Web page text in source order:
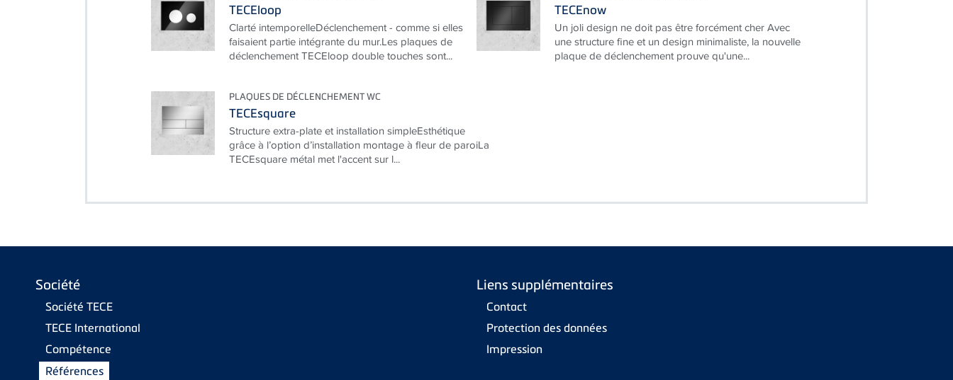
TECEloop
Clarté intemporelleDéclenchement - comme si elles
faisaient partie intégrante du mur.Les plaques de
déclenchement TECEloop double touches sont...
TECEnow
Un joli design ne doit pas être forcément cher Avec
une structure fine et un design minimaliste, la nouvelle
plaque de déclenchement prouve qu'une...
PLAQUES DE DÉCLENCHEMENT WC
TECEsquare
Structure extra-plate et installation simpleEsthétique
grâce à l’option d’installation montage à fleur de paroiLa
TECEsquare métal met l'accent sur l...
Société
Société TECE
TECE International
Compétence
Références
Liens supplémentaires
Contact
Protection des données
Impression